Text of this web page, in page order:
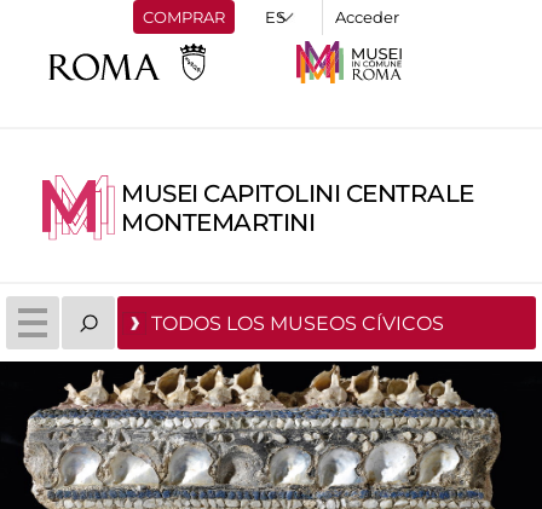
COMPRAR Acceder
MUSEI CAPITOLINI CENTRALE
MONTEMARTINI
TODOS LOS MUSEOS CÍVICOS